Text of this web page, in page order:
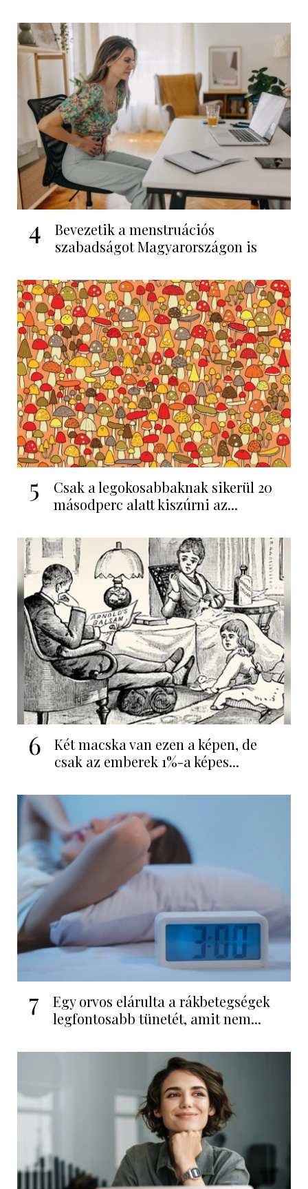
4
Bevezetik a menstruációs
szabadságot Magyarországon is
5
Csak a legokosabbaknak sikerül 20
másodperc alatt kiszúrni az...
6
Két macska van ezen a képen, de
csak az emberek 1%-a képes...
7
Egy orvos elárulta a rákbetegségek
legfontosabb tünetét, amit nem...